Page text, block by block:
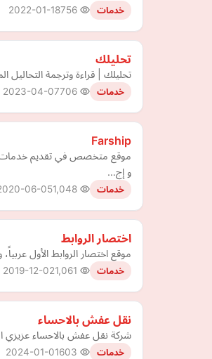
خدمات 2022-01-18
تحليلك
تحليلك | قراءة وترجمة التحاليل
خدمات 2023-04-07
Farship
موقع متخصص في تقديم خدمات
و إج…
خدمات 06-05
اختصار الروابط
موقع اختصار الروابط اﻷول عربياً،
خدمات 2019-12-02
نقل عفش بالاحساء
شركة نقل عفش بالاحساء عزيزي
خدمات 2024-01-01